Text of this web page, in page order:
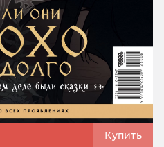
Купить